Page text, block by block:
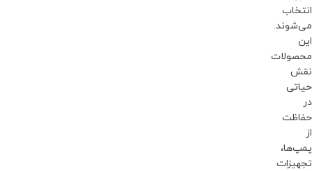
انتخاب
می‌شوند.
این
محصولات
نقش
حیاتی
در
حفاظت
از
پمپ‌ها،
تجهیزات